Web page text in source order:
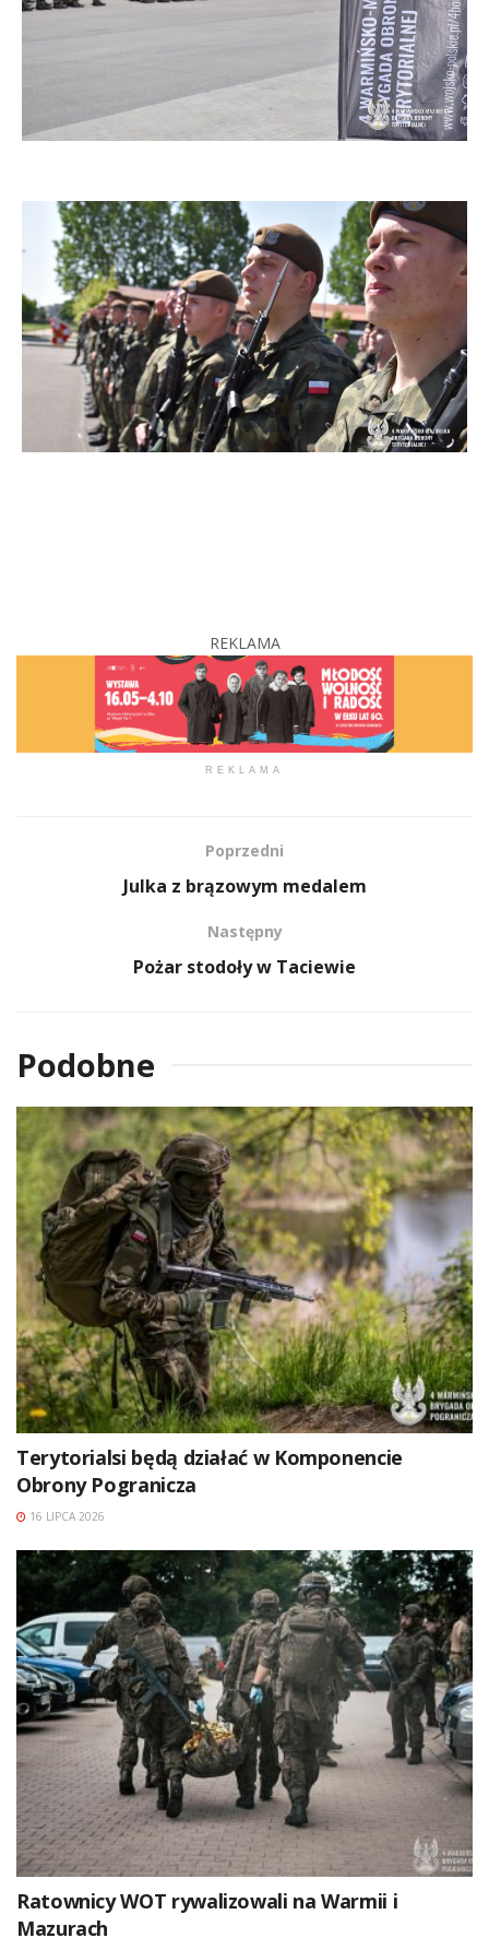
REKLAMA
REKLAMA
Poprzedni
Julka z brązowym medalem
Następny
Pożar stodoły w Taciewie
Podobne
Terytorialsi będą działać w Komponencie
Obrony Pogranicza
16 LIPCA 2026
Ratownicy WOT rywalizowali na Warmii i
Mazurach